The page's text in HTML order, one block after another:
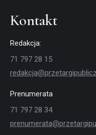
Kontakt
Redakcja:
71 797 28 15
Prenumerata
71 797 28 34